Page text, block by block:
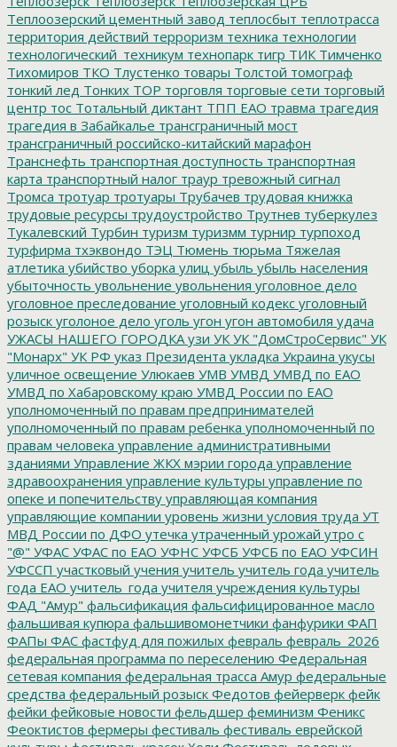
Теплоозерский цементный завод теплосбыт теплотрасса
территория действий терроризм техника технологии
технологический_техникум технопарк тигр ТИКТимченко
Тихомиров ТКО Тлустенко товары Толстой томограф
тонкий лед Тонких ТОР торговля торговые сети торговый
центр тос Тотальный диктант ТПП ЕАО травма трагедия
трагедия в Забайкалье трансграничный мост
трансграничный российско-китайский марафон
Транснефть транспортная доступность транспортная
карта транспортный налог траур тревожный сигнал
Тромса тротуар тротуары Трубачев трудовая книжка
трудовые ресурсы трудоустройство Трутнев туберкулез
Тукалевский Турбин туризм туризмм турнир турпоход
турфирма тхэквондо ТЭЦ Тюмень тюрьма Тяжелая
атлетика убийство уборка улиц убыль убыль населения
убыточность увольнение увольнения уголовное дело
уголовное преследование уголовный кодекс уголовный
розыск уголоное дело уголь угон угон автомобиля удача
УЖАСЫ НАШЕГО ГОРОДКАузи УКУК "ДомСтроСервис" УК
"Монарх" УК РФ указ Президента укладка Украина укусы
уличное освещение Улюкаев УМВ УМВД УМВД по ЕАО
УМВД по Хабаровскому краю УМВД России по ЕАО
уполномоченный по правам предпринимателей
уполномоченный по правам ребенка уполномоченный по
правам человека управление административными
зданиями Управление ЖКХ мэрии города управление
здравоохранения управление культуры управление по
опеке и попечительству управляющая компания
управляющие компании уровень жизни условия труда УТ
МВД России по ДФО утечка утраченный урожай утро с
"@" УФАС УФАС по ЕАО УФНС УФСБ УФСБ по ЕАО УФСИН
УФССП участковый учения учитель учитель года учитель
года ЕАО учитель_года учителя учреждения культуры
ФАД "Амур" фальсификация фальсифицированное масло
фальшивая купюра фальшивомонетчики фанфурики ФАП
ФАПы ФАС фастфуд для пожилых февраль февраль_2026
федеральная программа по переселению Федеральная
сетевая компания федеральная трасса Амур федеральные
средства федеральный розыск Федотов фейерверк фейк
фейки фейковые новости фельдшер феминизм Феникс
Феоктистов фермеры фестиваль фестиваль еврейской